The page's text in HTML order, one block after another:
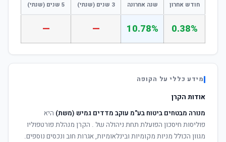
חודש אחרון שנה אחרונה 3 שנים (שנתי) 5 שנים (שנתי)
0.38%
10.78%
—
—
מידע כללי על הקופה
אודות הקרן
מנורה מבטחים ביטוח בע"מ עוקב מדדים גמיש (משת) היא
פוליסות חיסכון הפועלת תחת ניהולה של . הקרן מנהלת פורטפוליו
מגוון הכולל מניות מקומיות ובינלאומיות, אגרות חוב ונכסים נוספים.